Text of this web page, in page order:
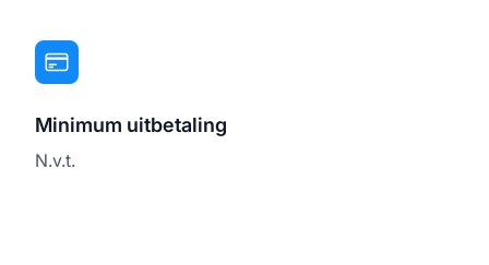
Minimum uitbetaling
N.v.t.